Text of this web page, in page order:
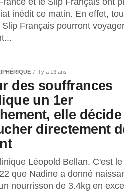
et le Slip Français ont
inédit ce matin. En effet,
Slip Français pourront
Il y a 13 ans
des souffrances
un 1er
elle décide
directement
Léopold Bellan. C'est
que Nadine a donné
nourrisson de 3.4kg en